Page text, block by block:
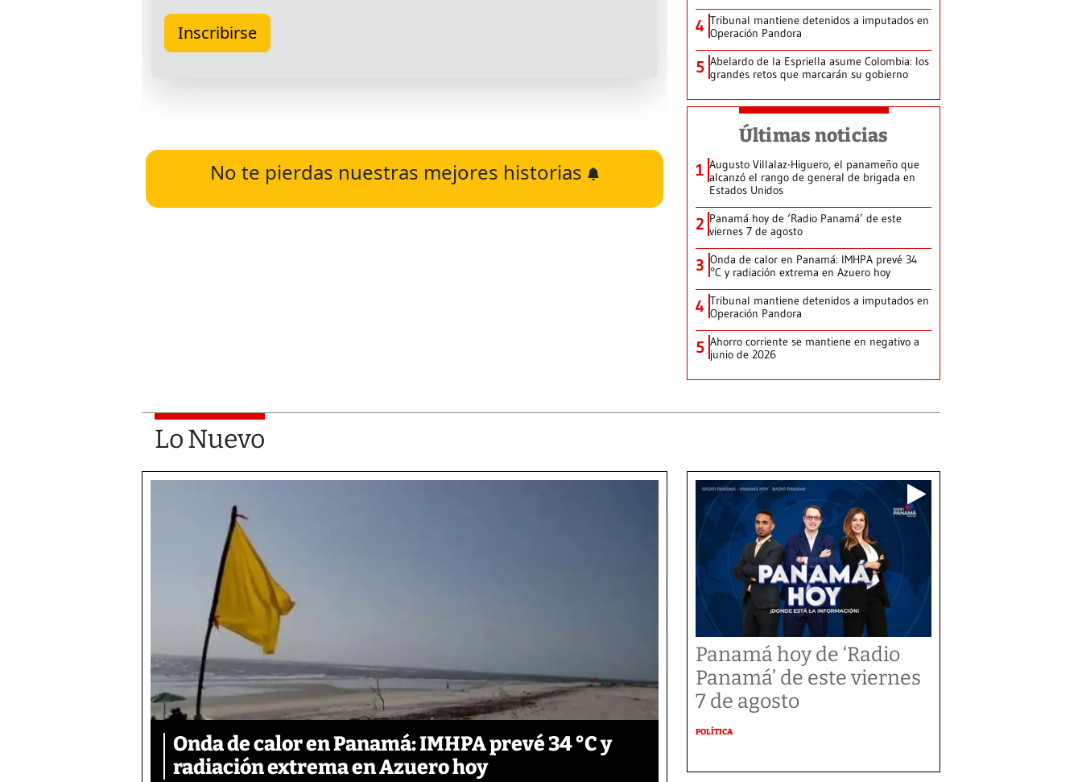
No te pierdas nuestras mejores historias
4 Tribunal mantiene detenidos a imputados en
Operación Pandora
5 Abelardo de la Espriella asume Colombia: los
grandes retos que marcarán su gobierno
Últimas noticias
1 Augusto Villalaz-Higuero, el panameño que
alcanzó el rango de general de brigada en
Estados Unidos
2 Panamá hoy de ‘Radio Panamá’ de este
viernes 7 de agosto
3 Onda de calor en Panamá: IMHPA prevé 34
°C y radiación extrema en Azuero hoy
4 Tribunal mantiene detenidos a imputados en
Operación Pandora
5 Ahorro corriente se mantiene en negativo a
junio de 2026
Lo Nuevo
Onda de calor en Panamá: IMHPA prevé 34 °C y
radiación extrema en Azuero hoy
Panamá hoy de ‘Radio
Panamá’ de este viernes
7 de agosto
POLÍTICA